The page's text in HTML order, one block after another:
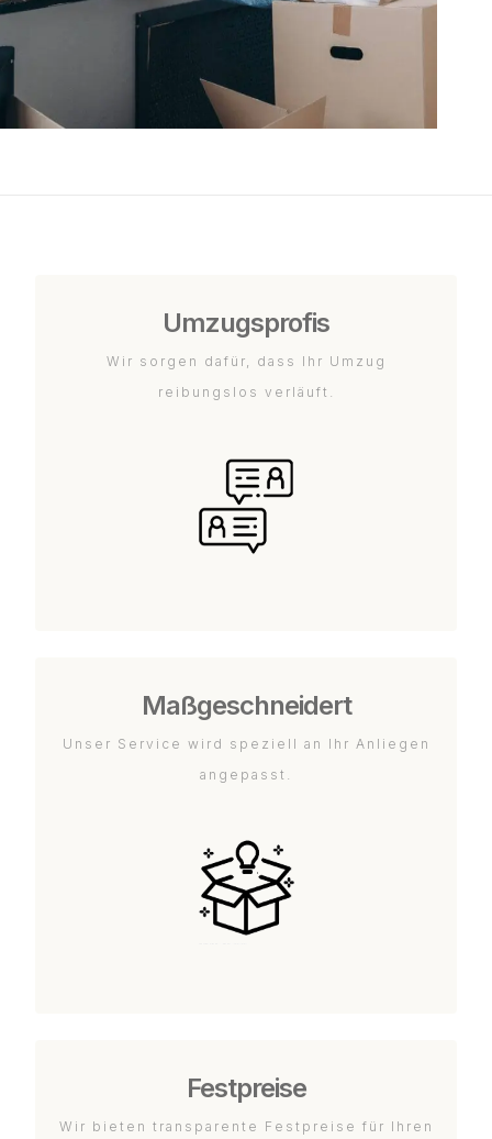
Umzugsprofis
Wir sorgen dafür, dass Ihr Umzug
reibungslos verläuft.
Maßgeschneidert
Unser Service wird speziell an Ihr Anliegen
angepasst.
Festpreise
Wir bieten transparente Festpreise für Ihren